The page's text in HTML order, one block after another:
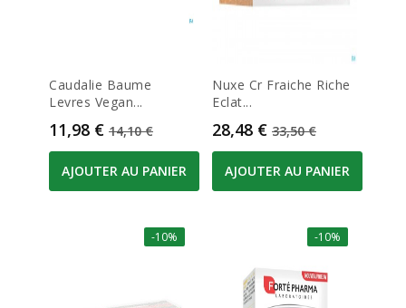
Caudalie Baume
Levres Vegan...
Prix
11,98 € Prix de base
14,10 €
AJOUTER AU PANIER
Nuxe Cr Fraiche Riche
Eclat...
Prix
28,48 € Prix de base
33,50 €
AJOUTER AU PANIER
-10% -10%